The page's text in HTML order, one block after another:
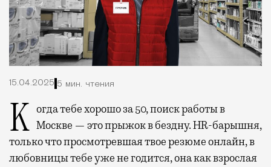
15.04.2025 5 мин. чтения
Когда тебе хорошо за 50, поиск работы в Москве — это прыжок в бездну. HR-барышня,
только что просмотревшая твое резюме онлайн, в
любовницы тебе уже не годится, она как взрослая